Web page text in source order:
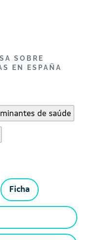
SOBRE
EN ESPAÑA
de saúde
Ficha